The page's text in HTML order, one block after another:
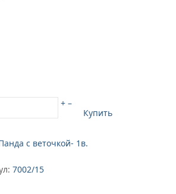
+ –
Купить
с веточкой- 1в.
7002/15